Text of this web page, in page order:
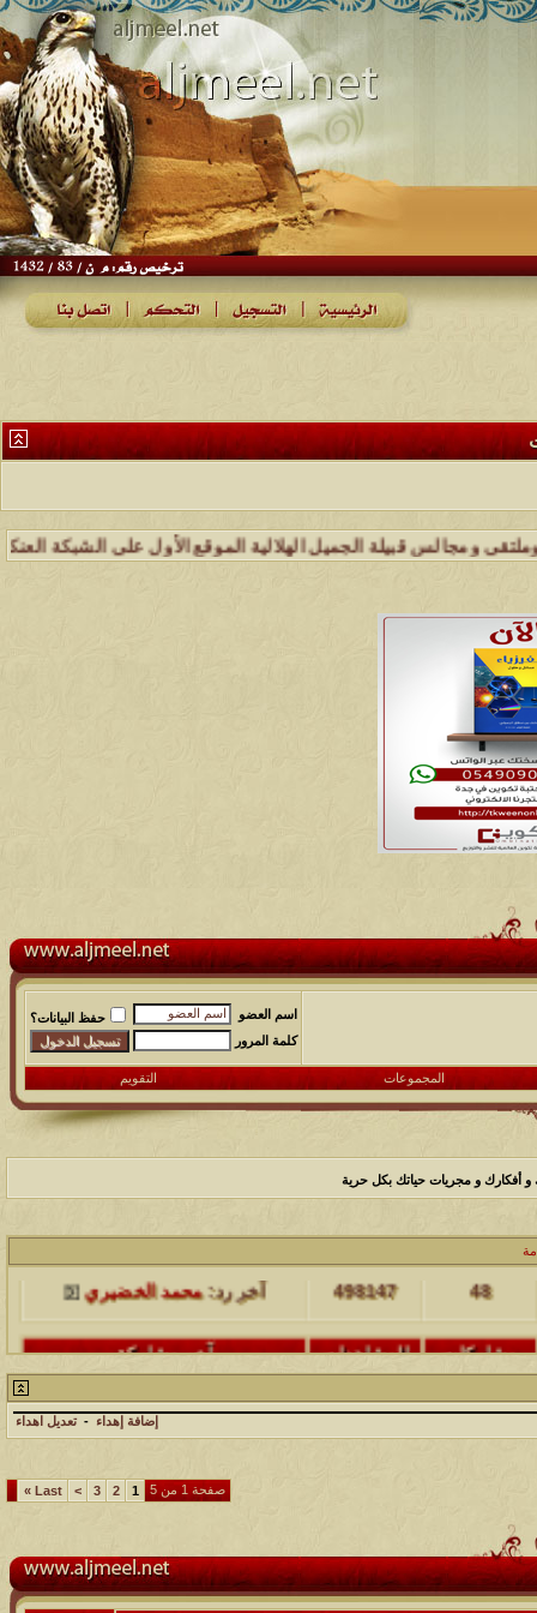
قبيلة الجميل الهلالية الموقع الأول على الشبكة العنكبوتية
اسم العضو
حفظ البيانات؟
كلمة المرور
المجموعات التقويم
و أفكارك و مجريات حياتك بكل حرية
48
498147 آخر رد:محمد الخضيري
مشاركات المشاهدات آخر مشاركة
17
231662 آخر رد:محمد الخضيري
مشاركات المشاهدات
آخر مشاركة
آخر رد:محمد الخضيري
مشاركات
27
97397 آخر رد:محمد الخضيري
إضافة إهداء - تعديل اهداء
صفحة 1 من 5 1
2
3
>
Last
»